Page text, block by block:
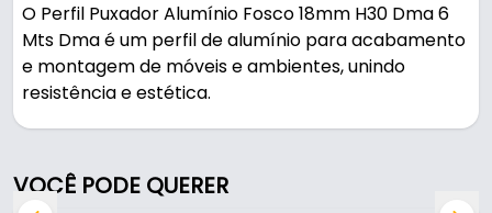
O Perfil Puxador Alumínio Fosco 18mm H30 Dma 6
Mts Dma é um perfil de alumínio para acabamento
e montagem de móveis e ambientes, unindo
resistência e estética.
acabamento alumínio fosco, é resistente e durável
no uso diário.
VOCÊ PODE QUERER